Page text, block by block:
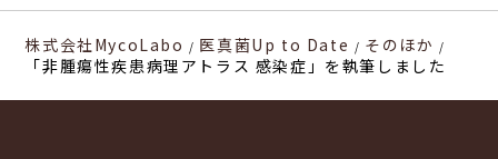
株式会社MycoLabo 医真菌Up to Date
そのほか
「非腫瘍性疾患病理アトラス 感染症」を執筆しました